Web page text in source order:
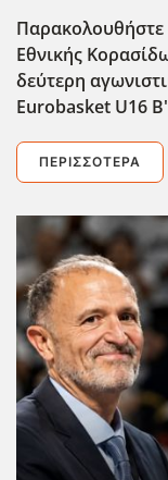
Παρακολουθήστε
Εθνικής
δεύτερη
Eurobasket U16
ΠΕΡΙΣΣΌΤΕΡΑ